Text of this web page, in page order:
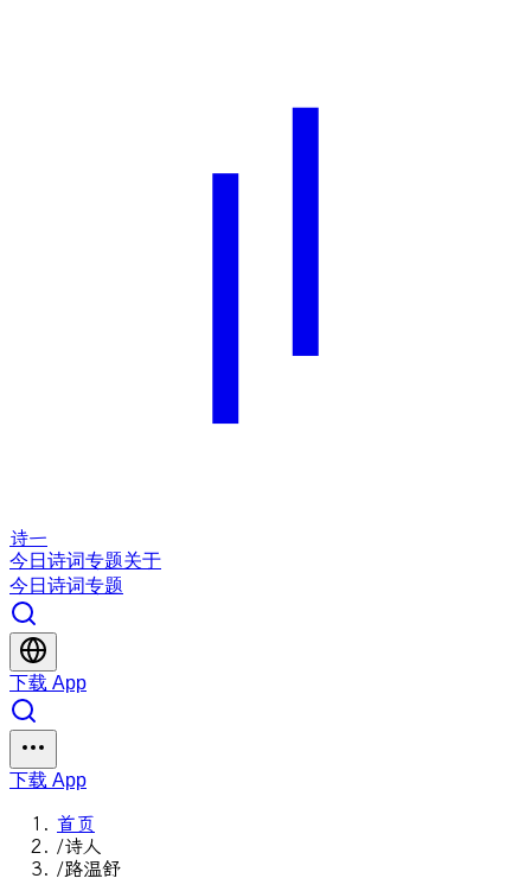
诗一
今日 诗词专题关于
今日 诗词专题
下载 App
下载 App
首页
/诗人
/路温舒